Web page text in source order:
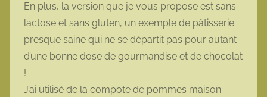
En plus, la version que je vous propose est sans
lactose et sans gluten, un exemple de pâtisserie
presque saine qui ne se départit pas pour autant
d’une bonne dose de gourmandise et de chocolat
!
J’ai utilisé de la compote de pommes maison